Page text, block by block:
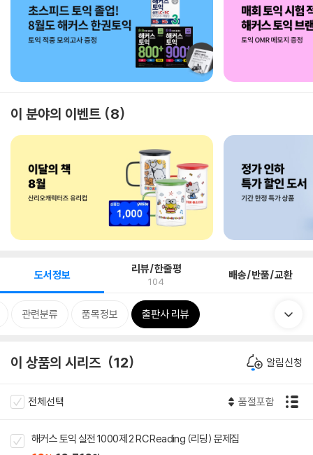
이 분야의 이벤트 8
도서정보 리뷰/한줄평
104 배송/반품/교환
관련분류 품목정보 출판사 리뷰
이 상품의 시리즈 12 알림신청
전체선택 품절포함
해커스 토익 실전 1000제 2 RC Reading (리딩) 문제집